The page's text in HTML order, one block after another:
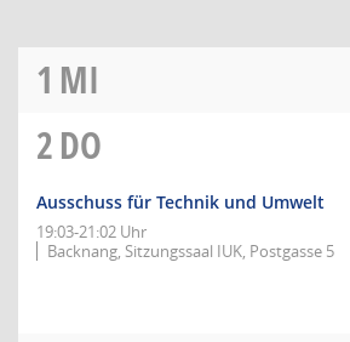
1 MI
2DO
Ausschuss für Technik und Umwelt
19:03-21:02 Uhr
Backnang, Sitzungssaal IUK, Postgasse 5